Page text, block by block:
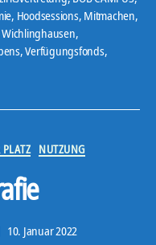
, Hoodsessions, Mitmachen,
,
,Verfügungsfonds,
NUTZUNG
10. Januar 2022